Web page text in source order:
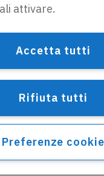
attivare.
Accetta tutti
Rifiuta tutti
Preferenze cookie